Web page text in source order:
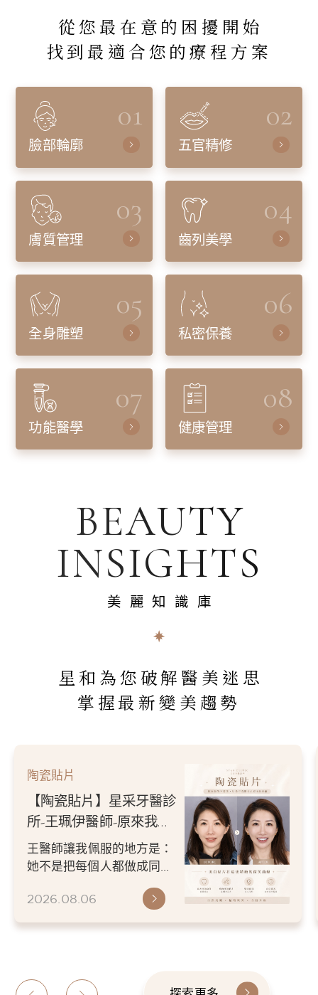
從您最在意的困擾開始
找到最適合您的療程方案
01
臉部輪廓
02
五官精修
03
膚質管理
04
齒列美學
05
全身雕塑
06
私密保養
07
功能醫學
08
健康管理
BEAUTY
INSIGHTS
美麗知識庫
星和為您破解醫美迷思
掌握最新變美趨勢
陶瓷貼片
【陶瓷貼片】星采牙醫診
所-王珮伊醫師-原來我的
不愛笑，只是不喜歡自己
原本的牙齒
王醫師讓我佩服的地方是：
她不是把每個人都做成同一
更適合自己的樣子。 現...
2026.08.06